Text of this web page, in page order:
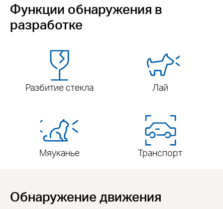
Функции обнаружения в
разработке
Разбитие стекла Лай
Мяуканье Транспорт
Обнаружение движения